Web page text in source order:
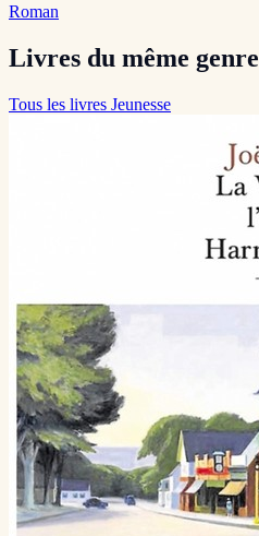
Roman
Livres du même genre
Tous les livres Jeunesse